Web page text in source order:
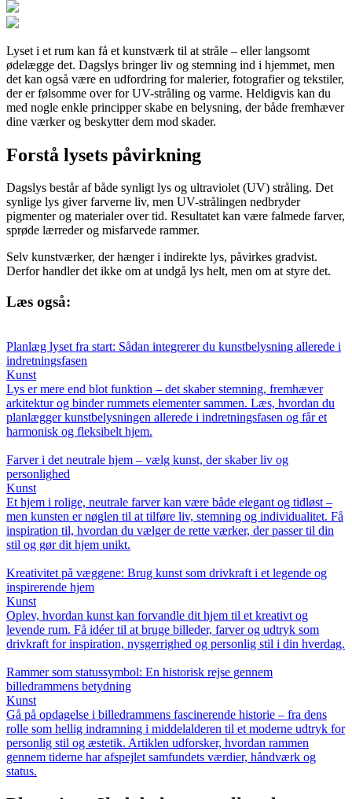
Lyset i et rum kan få et kunstværk til at stråle – eller langsomt
ødelægge det. Dagslys bringer liv og stemning ind i hjemmet, men
det kan også være en udfordring for malerier, fotografier og tekstiler,
der er følsomme over for UV-stråling og varme. Heldigvis kan du
med nogle enkle principper skabe en belysning, der både fremhæver
dine værker og beskytter dem mod skader.
Forstå lysets påvirkning
Dagslys består af både synligt lys og ultraviolet (UV) stråling. Det
synlige lys giver farverne liv, men UV-strålingen nedbryder
pigmenter og materialer over tid. Resultatet kan være falmede farver,
sprøde lærreder og misfarvede rammer.
Selv kunstværker, der hænger i indirekte lys, påvirkes gradvist.
Derfor handler det ikke om at undgå lys helt, men om at styre det.
Læs også:
Planlæg lyset fra start: Sådan integrerer du kunstbelysning allerede i
indretningsfasen
Kunst
Lys er mere end blot funktion – det skaber stemning, fremhæver
arkitektur og binder rummets elementer sammen. Læs, hvordan du
planlægger kunstbelysningen allerede i indretningsfasen og får et
harmonisk og fleksibelt hjem.
Farver i det neutrale hjem – vælg kunst, der skaber liv og
personlighed
Kunst
Et hjem i rolige, neutrale farver kan være både elegant og tidløst –
men kunsten er nøglen til at tilføre liv, stemning og individualitet. Få
inspiration til, hvordan du vælger de rette værker, der passer til din
stil og gør dit hjem unikt.
Kreativitet på væggene: Brug kunst som drivkraft i et legende og
inspirerende hjem
Kunst
Oplev, hvordan kunst kan forvandle dit hjem til et kreativt og
levende rum. Få idéer til at bruge billeder, farver og udtryk som
drivkraft for inspiration, nysgerrighed og personlig stil i din hverdag.
Rammer som statussymbol: En historisk rejse gennem
billedrammens betydning
Kunst
Gå på opdagelse i billedrammens fascinerende historie – fra dens
rolle som hellig indramning i middelalderen til et moderne udtryk for
personlig stil og æstetik. Artiklen udforsker, hvordan rammen
gennem tiderne har afspejlet samfundets værdier, håndværk og
status.